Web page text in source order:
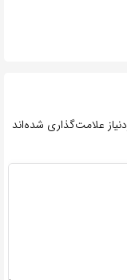
علامت‌گذاری شده‌اند